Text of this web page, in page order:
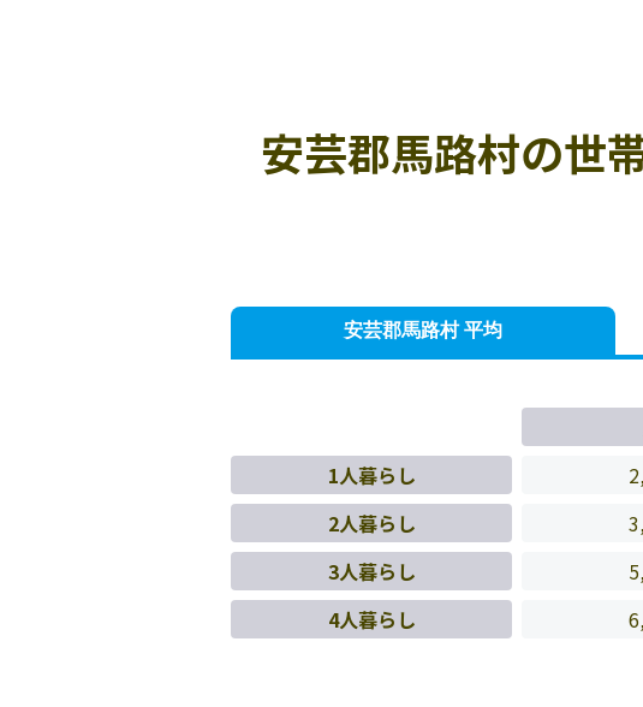
安芸郡馬路村の世
安芸郡馬路村 平均
1人暮らし
2人暮らし
3人暮らし
4人暮らし